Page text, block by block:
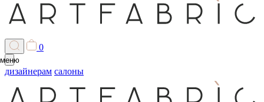
0
меню
дизайнерам салоны